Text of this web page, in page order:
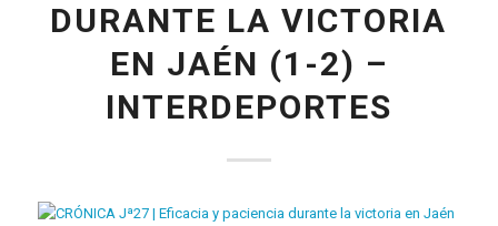
DURANTE LA VICTORIA
EN JAÉN (1-2) –
INTERDEPORTES